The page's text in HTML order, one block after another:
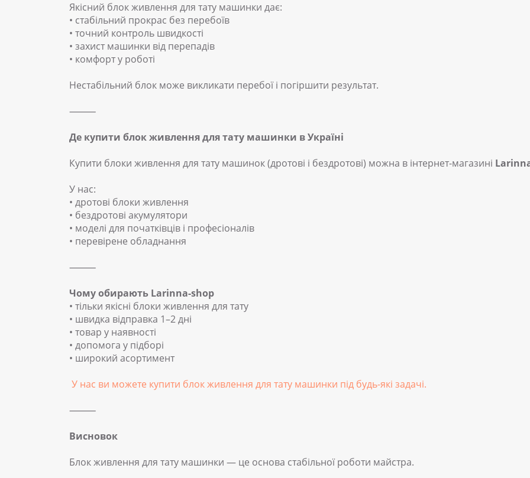
Якісний блок живлення для тату машинки дає:
• стабільний прокрас без перебоїв
• точний контроль швидкості
• захист машинки від перепадів
• комфорт у роботі
Нестабільний блок може викликати перебої і погіршити результат.
⸻
Де купити блок живлення для тату машинки в Україні
Купити блоки живлення для тату машинок (дротові і бездротові) можна в інтернет-магазині
У нас:
• дротові блоки живлення
• бездротові акумулятори
• моделі для початківців і професіоналів
• перевірене обладнання
⸻
Чому обирають Larinna-shop
• тільки якісні блоки живлення для тату
• швидка відправка 1–2 дні
• товар у наявності
• допомога у підборі
• широкий асортимент
У нас ви можете купити блок живлення для тату машинки під будь-які задачі.
⸻
Висновок
Блок живлення для тату машинки — це основа стабільної роботи майстра.